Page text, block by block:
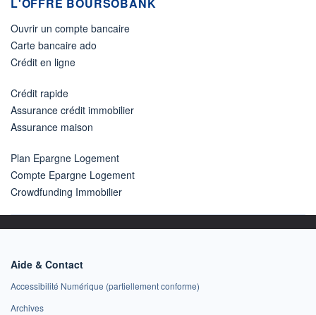
L'OFFRE BOURSOBANK
Ouvrir un compte bancaire
Carte bancaire ado
Crédit en ligne
Crédit rapide
Assurance crédit immobilier
Assurance maison
Plan Epargne Logement
Compte Epargne Logement
Crowdfunding Immobilier
Aide & Contact
Accessibilité Numérique (partiellement conforme)
Archives